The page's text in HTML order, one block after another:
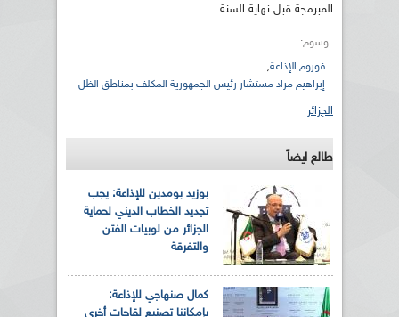
المبرمجة قبل نهاية السنة.
وسوم:
فوروم الإذاعة,
إبراهيم مراد مستشار رئيس الجمهورية المكلف بمناطق الظل
الجزائر
طالع ايضاً
بوزيد بومدين للإذاعة: يجب
تجديد الخطاب الديني لحماية
الجزائر من لوبيات الفتن
والتفرقة
كمال صنهاجي للإذاعة:
بإمكاننا تصنيع لقاحات أخرى